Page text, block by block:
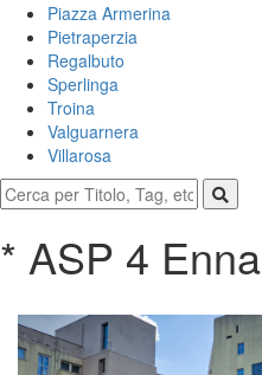
Piazza Armerina
Pietraperzia
Regalbuto
Sperlinga
Troina
Valguarnera
Villarosa
* ASP 4 Enna